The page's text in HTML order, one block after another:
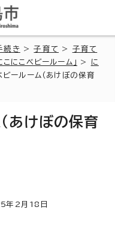
続き >子育て > 子育て
にこベビールーム」 >
に
ールーム（あけぼの保育
あけぼの保育
年2月 18 日